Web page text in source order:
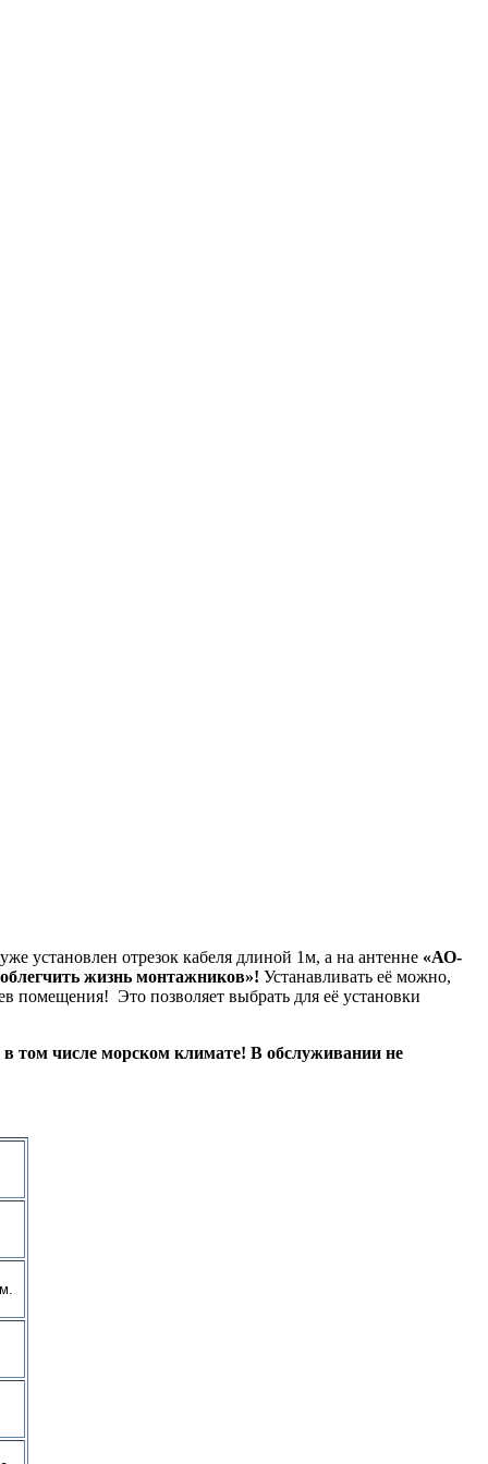
установлен отрезок кабеля длиной 1м, а на антенне «АО-
жизнь монтажников»! Устанавливать её можно,
помещения! Это позволяет выбрать для её установки
том числе морском климате! В обслуживании не